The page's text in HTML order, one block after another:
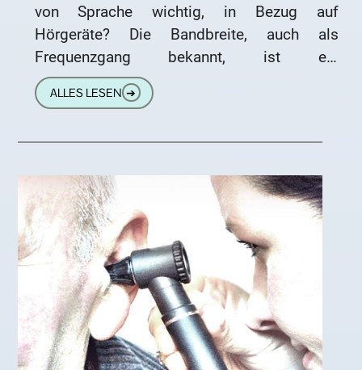
von Sprache wichtig, in Bezug auf
Hörgeräte? Die Bandbreite, auch als
Frequenzgang bekannt, ist ein
entscheidender Faktor in der akustischen
Übertragung. Egal, ob es
ALLES LESEN ➔